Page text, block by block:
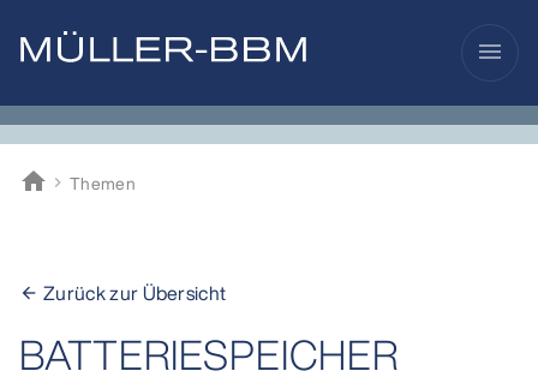
menu
home
Müller-BBM
Themen
arrow_back Zurück zur Übersicht
BATTERIESPEICHER